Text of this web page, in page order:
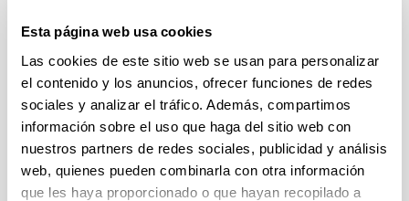
Esta página web usa cookies
Las cookies de este sitio web se usan para personalizar
el contenido y los anuncios, ofrecer funciones de redes
sociales y analizar el tráfico. Además, compartimos
información sobre el uso que haga del sitio web con
nuestros partners de redes sociales, publicidad y análisis
web, quienes pueden combinarla con otra información
que les haya proporcionado o que hayan recopilado a
de junio de 2026. Ver Resumen de Procedimiento en la EHU
publicado.
FUNDACIÓN RAMÓN ARECES Convocatoria Jóvenes
doctores 2026
Plazo de presentación cerrado (Fecha de fin del plazo de
presentación: 05/06/2026 15:00)